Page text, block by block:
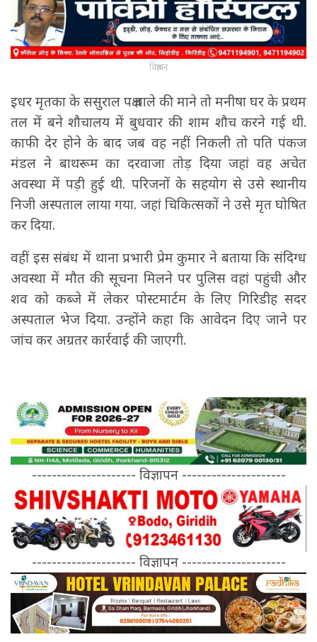
विज्ञापन
इधर मृतका के ससुराल पक्ष वाले की माने तो मनीषा घर के प्रथम
तल में बने शौचालय में बुधवार की शाम शौच करने गई थी.
काफी देर होने के बाद जब वह नहीं निकली तो पति पंकज
मंडल ने बाथरूम का दरवाजा तोड़ दिया जहां वह अचेत
अवस्था में पड़ी हुई थी. परिजनों के सहयोग से उसे स्थानीय
निजी अस्पताल लाया गया. जहां चिकित्सकों ने उसे मृत घोषित
कर दिया.
वहीं इस संबंध में थाना प्रभारी प्रेम कुमार ने बताया कि संदिग्ध
अवस्था में मौत की सूचना मिलने पर पुलिस वहां पहुंची और
शव को कब्जे में लेकर पोस्टमार्टम के लिए गिरिडीह सदर
अस्पताल भेज दिया. उन्होंने कहा कि आवेदन दिए जाने पर
जांच कर अग्रतर कार्रवाई की जाएगी.
--------------------- विज्ञापन ---------------------
--------------------- विज्ञापन ---------------------